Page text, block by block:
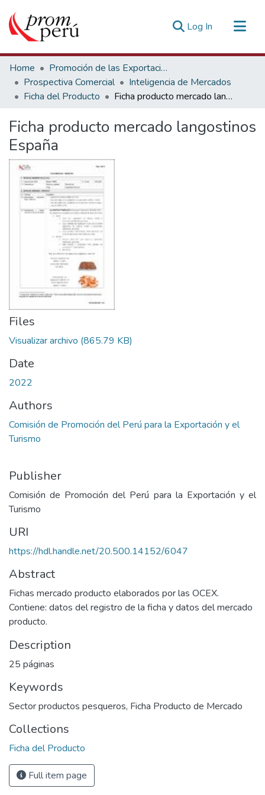
Log In (current)
Communities & Collections
All of DSpace
Statistics
Home
Promoción de las Exportaciones
Prospectiva Comercial
Inteligencia de Mercados
Ficha del Producto
Ficha producto mercado langostinos España
Ficha producto mercado langostinos
España
Files
Visualizar archivo (865.79 KB)
Date
2022
Authors
Comisión de Promoción del Perú para la Exportación y el
Turismo
Publisher
Comisión de Promoción del Perú para la Exportación y el
Turismo
URI
https://hdl.handle.net/20.500.14152/6047
Abstract
Fichas mercado producto elaborados por las OCEX.
Contiene: datos del registro de la ficha y datos del mercado
producto.
Description
25 páginas
Keywords
Sector productos pesqueros, Ficha Producto de Mercado
Collections
Ficha del Producto
Full item page